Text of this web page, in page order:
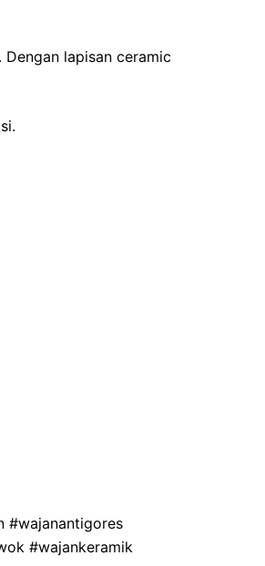
lapisan ceramic
#wajanantigores
#wajankeramik